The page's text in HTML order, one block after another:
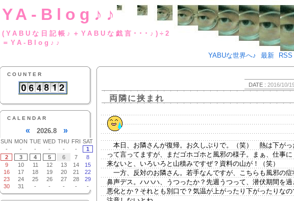
YA-Blog♪♪
(YABUな日記帳♪＋YABUな戯言･･･
＝YA-Blog♪♪
YABUな世界へ♪
最新 RSS
COUNTER
CALENDAR
« 2026.8 »
SUN MON TUE WED THU FRI SAT
-
- - - - -
1
2
3 4 5 6 7
8
9
10 11 12 13 14
15
16
17 18 19 20 21
22
23
24 25 26 27 28
29
30
31 - - - - -
DATE : 2016/10/
両隣に挟まれ
本日、お隣さんが復帰。お久しぶりで。（笑） 熱は下がっ
って言ってますが、まだゴホゴホと風邪の様子。まぁ、仕事に
来ないと、いろいろと山積みですぜ？資料の山が！（笑）
一方、反対のお隣さん。若手なんですが、こちらも風邪の症
鼻声デス。ハハハ、うつったか？先週うつって、潜伏期間を過
悪化とか？それとも別口で？気温が上がったり下がったりなの